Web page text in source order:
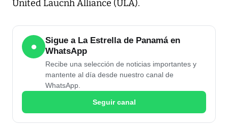
United Laucnh Alliance (ULA).
●
Sigue a La Estrella de Panamá en
WhatsApp
Recibe una selección de noticias importantes y
mantente al día desde nuestro canal de
WhatsApp.
Seguir canal